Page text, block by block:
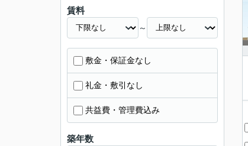
賃料
～
敷金・保証金なし
礼金・敷引なし
共益費・管理費込み
築年数